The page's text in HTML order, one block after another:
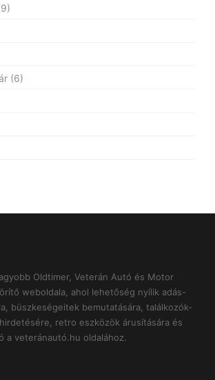
(6)
Oldtimer, Veterán Autó és Motor
weboldala, ahol lehetőség nyílik adás-
büszkeségeitek bemutatására, találkozók-
retro eszközök árusítására és
a veteránautó.hu oldalához.